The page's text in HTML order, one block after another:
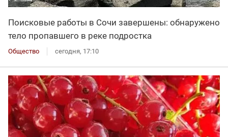
Поисковые работы в Сочи завершены: обнаружено
тело пропавшего в реке подростка
Общество сегодня, 17:10